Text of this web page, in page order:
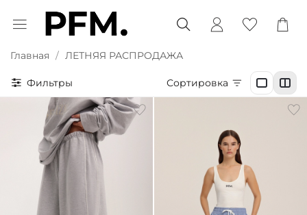
Главная ЛЕТНЯЯ РАСПРОДАЖА
Фильтры Сортировка